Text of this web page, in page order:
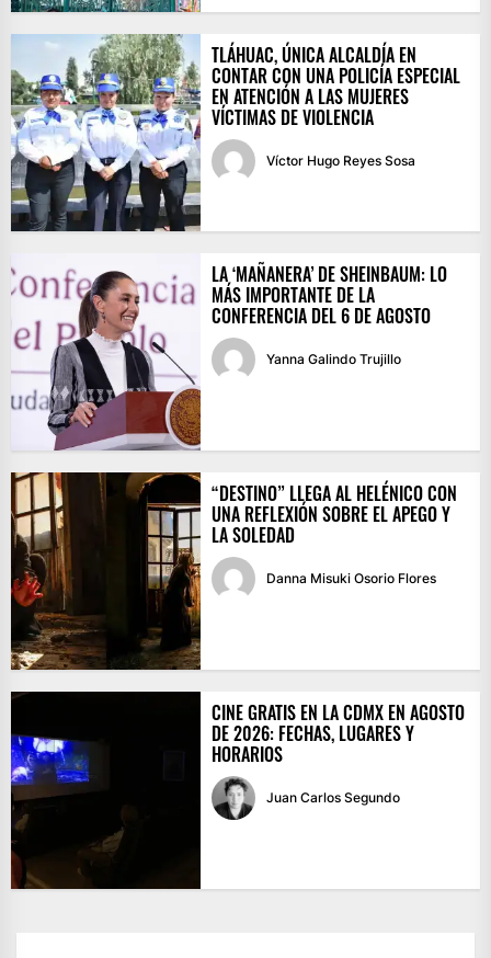
TLÁHUAC, ÚNICA ALCALDÍA EN
CONTAR CON UNA POLICÍA ESPECIAL
EN ATENCIÓN A LAS MUJERES
VÍCTIMAS DE VIOLENCIA
Víctor Hugo Reyes Sosa
LA ‘MAÑANERA’ DE SHEINBAUM: LO
MÁS IMPORTANTE DE LA
CONFERENCIA DEL 6 DE AGOSTO
Yanna Galindo Trujillo
“DESTINO” LLEGA AL HELÉNICO CON
UNA REFLEXIÓN SOBRE EL APEGO Y
LA SOLEDAD
Danna Misuki Osorio Flores
CINE GRATIS EN LA CDMX EN AGOSTO
DE 2026: FECHAS, LUGARES Y
HORARIOS
Juan Carlos Segundo